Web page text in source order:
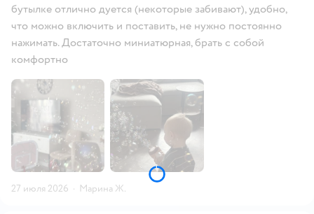
бутылке отлично дуется (некоторые забивают), удобно,
что можно включить и поставить, не нужно постоянно
нажимать. Достаточно миниатюрная, брать с собой
комфортно
27 июля 2026 · Марина Ж.